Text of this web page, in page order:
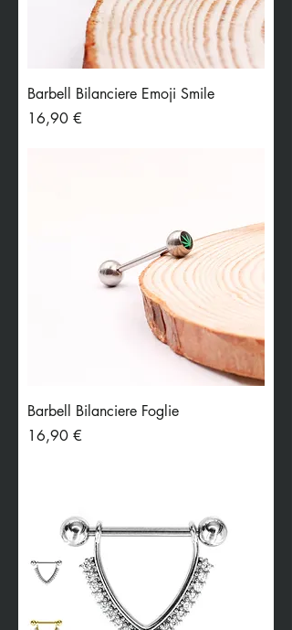
Barbell Bilanciere Emoji Smile
Preis
16,90 €
Barbell Bilanciere Foglie
Preis
16,90 €